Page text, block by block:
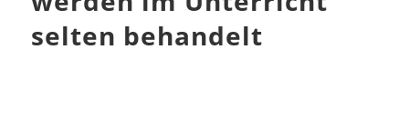
selten behandelt